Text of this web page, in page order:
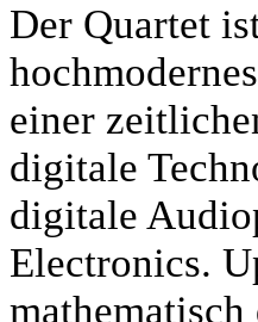
Der Quartet
einer
digitale
digitale
Electronics.